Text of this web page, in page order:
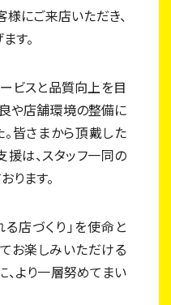
ジ
いて
にご来店いただき、
す。
ビスと品質向上を目
や店舗環境の整備に
皆さまから頂戴した
は、スタッフ一同の
ります。
店づくり」を使命と
お楽しみいただける
より一層努めてまい